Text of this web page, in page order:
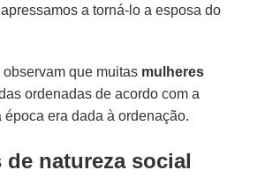
a torná-lo a esposa do
que muitas mulheres
ordenadas de acordo com a
era dada à ordenação.
de natureza social